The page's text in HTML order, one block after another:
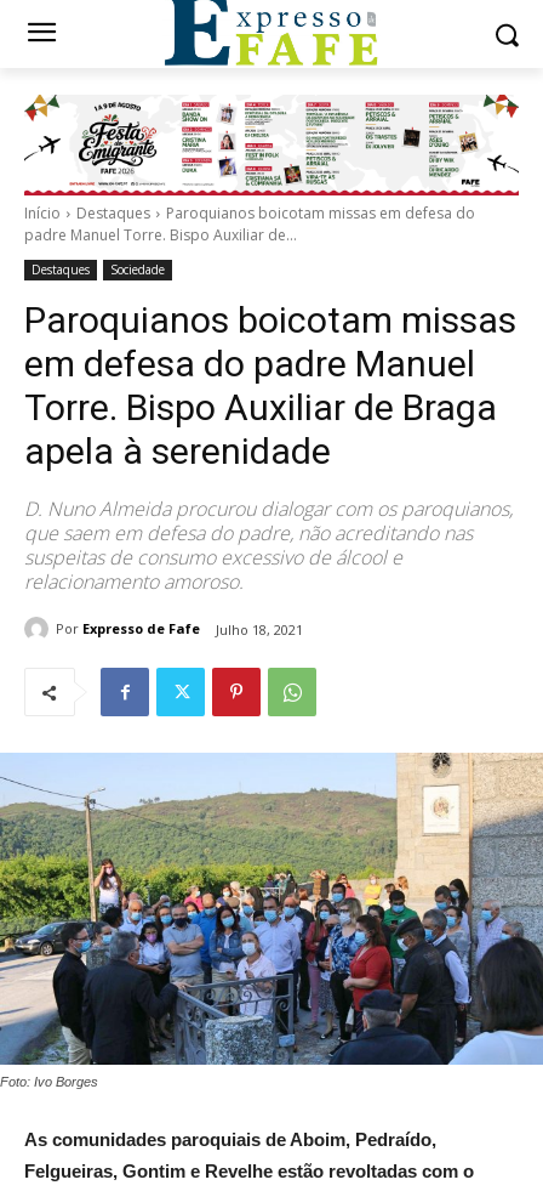
Início Destaques
Paroquianos boicotam missas em defesa do
padre Manuel Torre. Bispo Auxiliar de...
Destaques Sociedade
Paroquianos boicotam missas
em defesa do padre Manuel
Torre. Bispo Auxiliar de Braga
apela à serenidade
D. Nuno Almeida procurou dialogar com os paroquianos,
que saem em defesa do padre, não acreditando nas
suspeitas de consumo excessivo de álcool e
relacionamento amoroso.
Por Expresso de Fafe Julho 18, 2021
Foto: Ivo Borges
As comunidades paroquiais de Aboim, Pedraído,
Felgueiras, Gontim e Revelhe estão revoltadas com o